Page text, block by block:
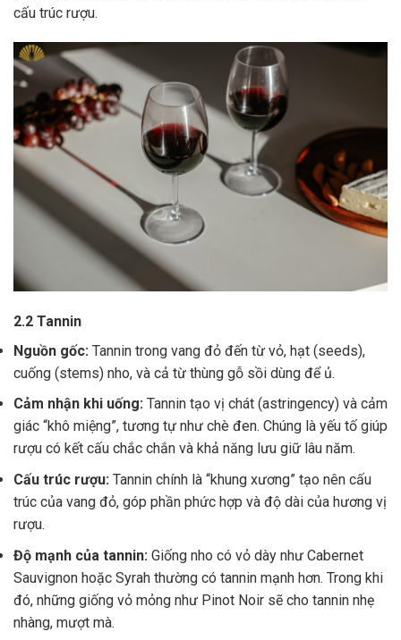
cấu trúc rượu.
2.2 Tannin
Nguồn gốc: Tannin trong vang đỏ đến từ vỏ, hạt (seeds),
cuống (stems) nho, và cả từ thùng gỗ sồi dùng để ủ.
Cảm nhận khi uống: Tannin tạo vị chát (astringency) và cảm
giác “khô miệng”, tương tự như chè đen. Chúng là yếu tố giúp
rượu có kết cấu chắc chắn và khả năng lưu giữ lâu năm.
Cấu trúc rượu: Tannin chính là “khung xương” tạo nên cấu
trúc của vang đỏ, góp phần phức hợp và độ dài của hương vị
rượu.
Độ mạnh của tannin: Giống nho có vỏ dày như Cabernet
Sauvignon hoặc Syrah thường có tannin mạnh hơn. Trong khi
đó, những giống vỏ mỏng như Pinot Noir sẽ cho tannin nhẹ
nhàng, mượt mà.